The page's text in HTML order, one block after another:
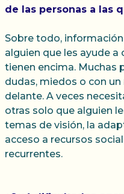
de las personas a las
Sobre todo,
alguien que les ayude
tienen encima. Muchas
dudas, miedos o con
delante. A veces
otras solo que alguien
temas de visión, la
acceso a recursos
recurrentes.